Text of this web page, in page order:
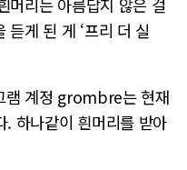
머리는 아름답지 않은 걸
듣게 된 게 ‘프리 더 실
램 계정 grombre는 현재
하나같이 흰머리를 받아